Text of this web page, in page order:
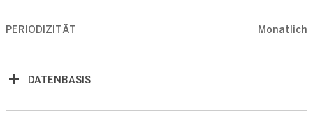
PERIODIZITÄT Monatlich
DATENBASIS